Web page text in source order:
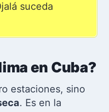
suceda
en Cuba?
estaciones, sino
. Es en la